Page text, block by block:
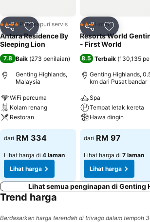
Kongsi Tambah ke favorit
4 BintangPangsapuri servis
Antara Residence By
Sleeping Lion
7.8 Baik (273 penilaian)
Genting Highlands,
Malaysia
WiFi percuma
Kolam renang
Restoran
dari RM 334
Lihat harga di 4 laman
Lihat harga
Kongsi Tambah
3 Bintang
Hotel
Resorts World
- First World
8.5 Terbaik (130,135
Genting Highlands,
km dari Pusat bandar
Spa
Tempat letak kereta
Hawa dingin
dari RM 97
Lihat harga di 7 laman
Lihat harga
Lihat semua penginapan di Genting
Trend harga
Berdasarkan harga terendah di trivago dalam tempoh